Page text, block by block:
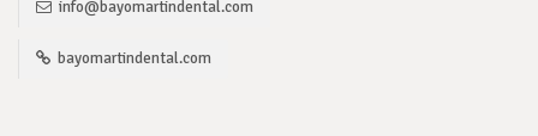
info@bayomartindental.com
bayomartindental.com